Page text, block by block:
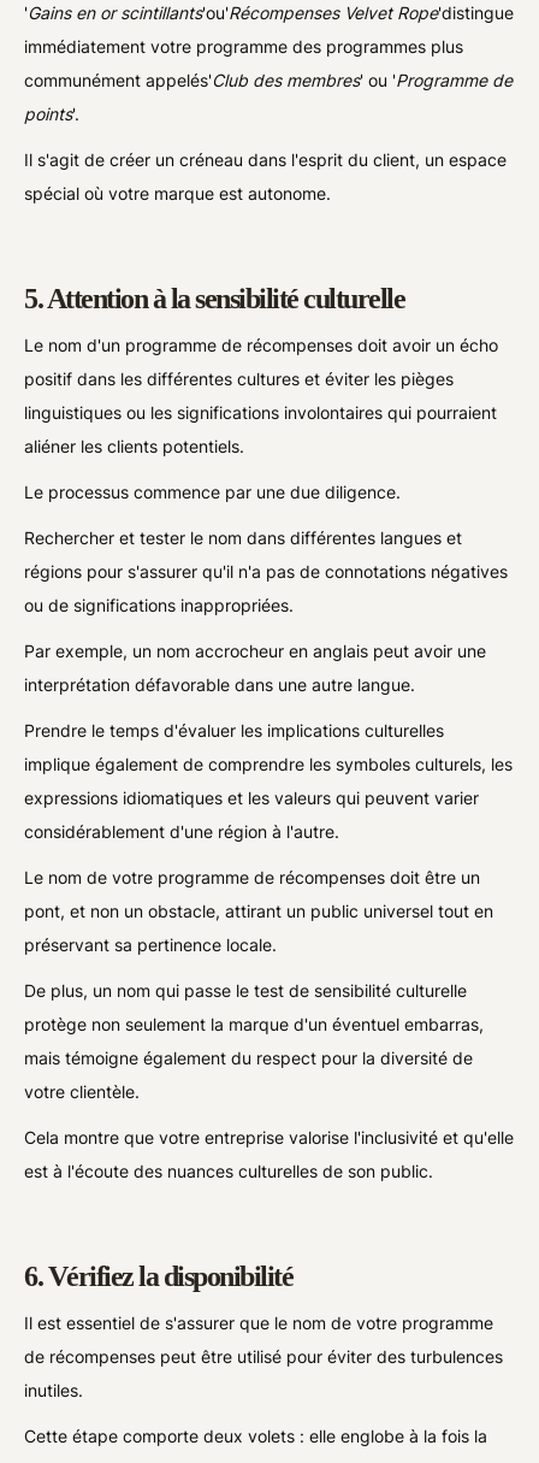
'Gains en or scintillants'ou'Récompenses Velvet Rope'distingue
immédiatement votre programme des programmes plus
communément appelés'Club des membres' ou 'Programme de
points'.
Il s'agit de créer un créneau dans l'esprit du client, un espace
spécial où votre marque est autonome.
5. Attention à la sensibilité culturelle
Le nom d'un programme de récompenses doit avoir un écho
positif dans les différentes cultures et éviter les pièges
linguistiques ou les significations involontaires qui pourraient
aliéner les clients potentiels.
Le processus commence par une due diligence.
Rechercher et tester le nom dans différentes langues et
régions pour s'assurer qu'il n'a pas de connotations négatives
ou de significations inappropriées.
Par exemple, un nom accrocheur en anglais peut avoir une
interprétation défavorable dans une autre langue.
Prendre le temps d'évaluer les implications culturelles
implique également de comprendre les symboles culturels, les
expressions idiomatiques et les valeurs qui peuvent varier
considérablement d'une région à l'autre.
Le nom de votre programme de récompenses doit être un
pont, et non un obstacle, attirant un public universel tout en
préservant sa pertinence locale.
De plus, un nom qui passe le test de sensibilité culturelle
protège non seulement la marque d'un éventuel embarras,
mais témoigne également du respect pour la diversité de
votre clientèle.
Cela montre que votre entreprise valorise l'inclusivité et qu'elle
est à l'écoute des nuances culturelles de son public.
6. Vérifiez la disponibilité
Il est essentiel de s'assurer que le nom de votre programme
de récompenses peut être utilisé pour éviter des turbulences
inutiles.
Cette étape comporte deux volets : elle englobe à la fois la